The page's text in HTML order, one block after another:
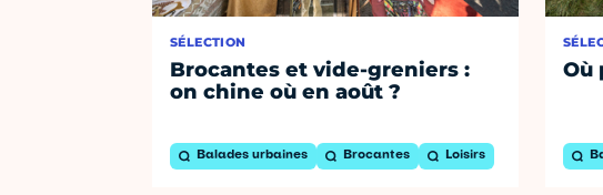
SÉLECTION
Brocantes et vide-greniers :
on chine où en août ?
Balades urbaines Brocantes Loisirs
Où